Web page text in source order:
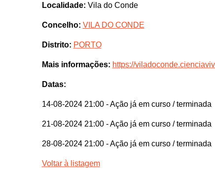
Localidade: Vila do Conde
Concelho: VILA DO CONDE
Distrito: PORTO
Mais informações: https://
Datas:
14-08-2024 21:00 - Ação já em curso / terminada
21-08-2024 21:00 - Ação já em curso / terminada
28-08-2024 21:00 - Ação já em curso / terminada
Voltar à listagem